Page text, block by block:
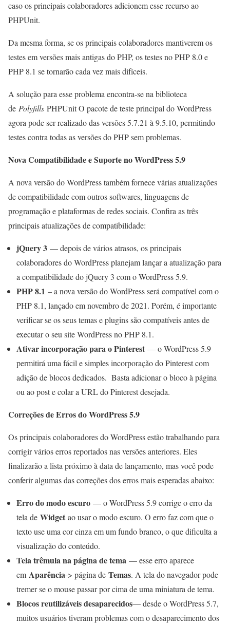
caso os principais colaboradores adicionem esse recurso ao
PHPUnit.
Da mesma forma, se os principais colaboradores mantiverem os
testes em versões mais antigas do PHP, os testes no PHP 8.0 e
PHP 8.1 se tornarão cada vez mais difíceis.
A solução para esse problema encontra-se na biblioteca
de Polyfills PHPUnit O pacote de teste principal do WordPress
agora pode ser realizado das versões 5.7.21 à 9.5.10, permitindo
testes contra todas as versões do PHP sem problemas.
Nova Compatibilidade e Suporte no WordPress 5.9
A nova versão do WordPress também fornece várias atualizações
de compatibilidade com outros softwares, linguagens de
programação e plataformas de redes sociais. Confira as três
principais atualizações de compatibilidade:
jQuery 3 — depois de vários atrasos, os principais
colaboradores do WordPress planejam lançar a atualização para
a compatibilidade do jQuery 3 com o WordPress 5.9.
PHP 8.1 – a nova versão do WordPress será compatível com o
PHP 8.1, lançado em novembro de 2021. Porém, é importante
verificar se os seus temas e plugins são compatíveis antes de
executar o seu site WordPress no PHP 8.1.
Ativar incorporação para o Pinterest — o WordPress 5.9
permitirá uma fácil e simples incorporação do Pinterest com
adição de blocos dedicados. Basta adicionar o bloco à página
ou ao post e colar a URL do Pinterest desejada.
Correções de Erros do WordPress 5.9
Os principais colaboradores do WordPress estão trabalhando para
corrigir vários erros reportados nas versões anteriores. Eles
finalizarão a lista próximo à data de lançamento, mas você pode
conferir algumas das correções dos erros mais esperadas abaixo:
Erro do modo escuro — o WordPress 5.9 corrige o erro da
tela de Widget ao usar o modo escuro. O erro faz com que o
texto use uma cor cinza em um fundo branco, o que dificulta a
visualização do conteúdo.
Tela trêmula na página de tema — esse erro aparece
em Aparência-> página de Temas. A tela do navegador pode
tremer se o mouse passar por cima de uma miniatura de tema.
Blocos reutilizáveis desaparecidos— desde o WordPress 5.7,
muitos usuários tiveram problemas com o desaparecimento dos